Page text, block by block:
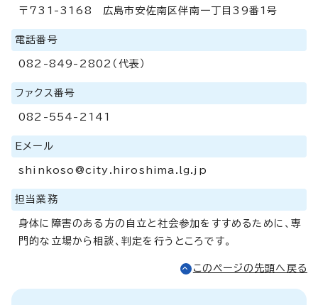
〒731-3168 広島市安佐南区伴南一丁目39番1号
電話番号
082-849-2802（代表）
ファクス番号
082-554-2141
Eメール
shinkoso@city.hiroshima.lg.jp
担当業務
身体に障害のある方の自立と社会参加をすすめるために、専
門的な立場から相談、判定を行うところです。
このページの先頭へ戻る